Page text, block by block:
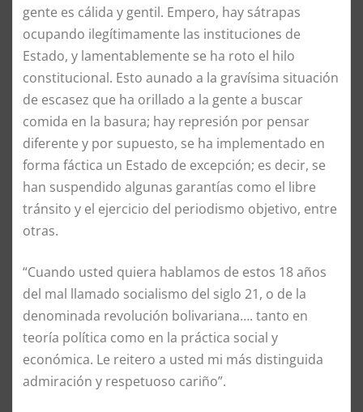
gente es cálida y gentil. Empero, hay sátrapas
ocupando ilegítimamente las instituciones de
Estado, y lamentablemente se ha roto el hilo
constitucional. Esto aunado a la gravísima situación
de escasez que ha orillado a la gente a buscar
comida en la basura; hay represión por pensar
diferente y por supuesto, se ha implementado en
forma fáctica un Estado de excepción; es decir, se
han suspendido algunas garantías como el libre
tránsito y el ejercicio del periodismo objetivo, entre
otras.
“Cuando usted quiera hablamos de estos 18 años
del mal llamado socialismo del siglo 21, o de la
denominada revolución bolivariana…. tanto en
teoría política como en la práctica social y
económica. Le reitero a usted mi más distinguida
admiración y respetuoso cariño”.